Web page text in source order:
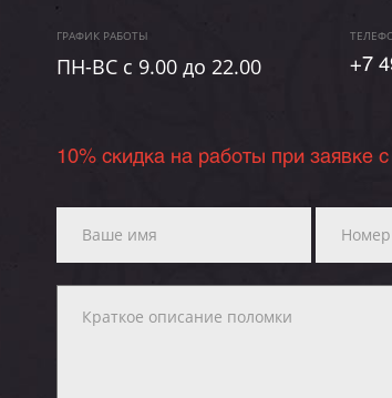
ГРАФИК РАБОТЫ
ПН-ВC c 9.00 до 22.00 +7
10% скидка на работы при заявке с